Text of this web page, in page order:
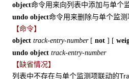
object命令用来向列表中添加与单个
undo object命令用来删除与单个监测
【命令】
object track-entry-number [ not ] [
undo object track-entry-number
【缺省情况】
列表中不存在与单个监测项联动的